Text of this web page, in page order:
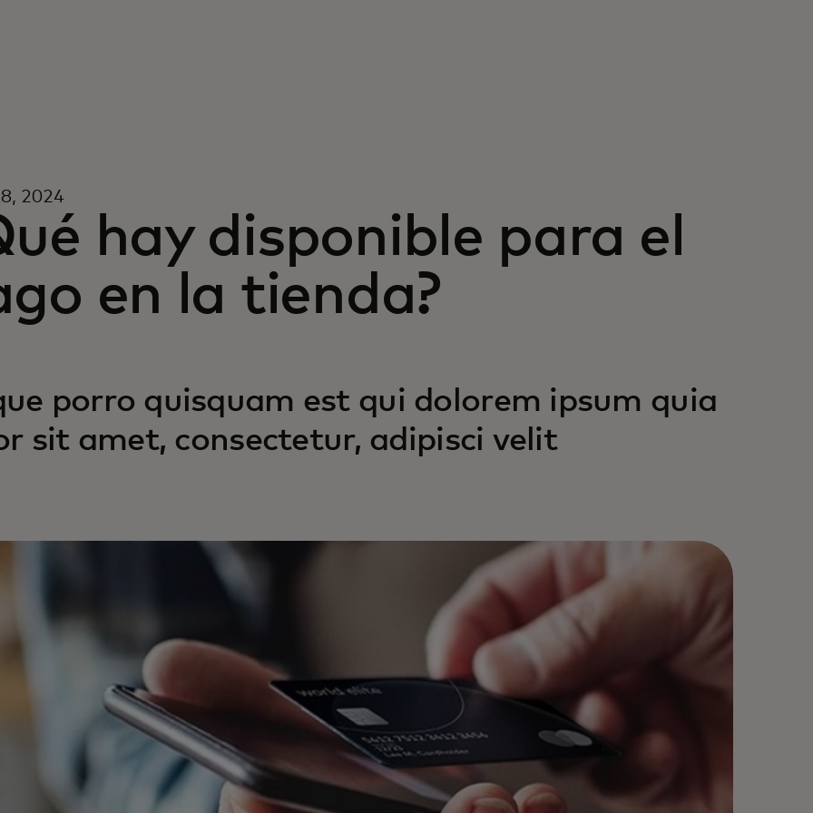
2024
hay disponible para el
en la tienda?
porro quisquam est qui dolorem ipsum quia
sit amet, consectetur, adipisci velit